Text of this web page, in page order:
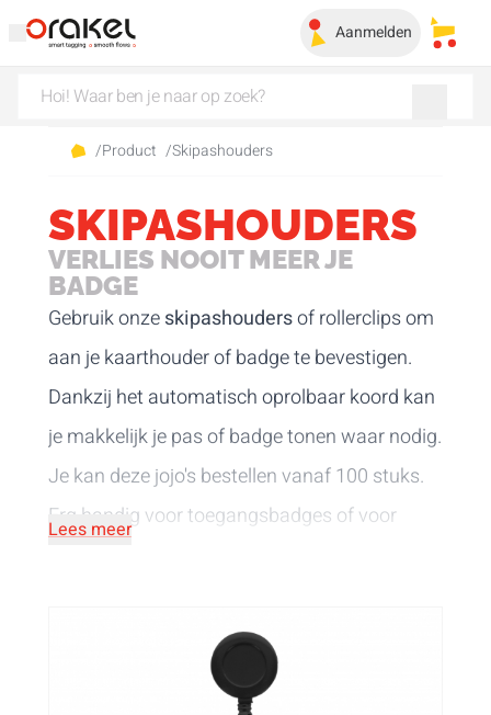
Aanmelden Mijn
/Product /Skipashouders
SKIPASHOUDERS
VERLIES NOOIT MEER JE
BADGE
Gebruik onzeskipashoudersof rollerclips om
aan je kaarthouder of badge te bevestigen.
Dankzij het automatisch oprolbaar koord kan
je makkelijk je pas of badge tonen waar nodig.
Je kan deze jojo's bestellen vanaf 100 stuks.
Erg handig voor toegangsbadges of voor
Lees meer